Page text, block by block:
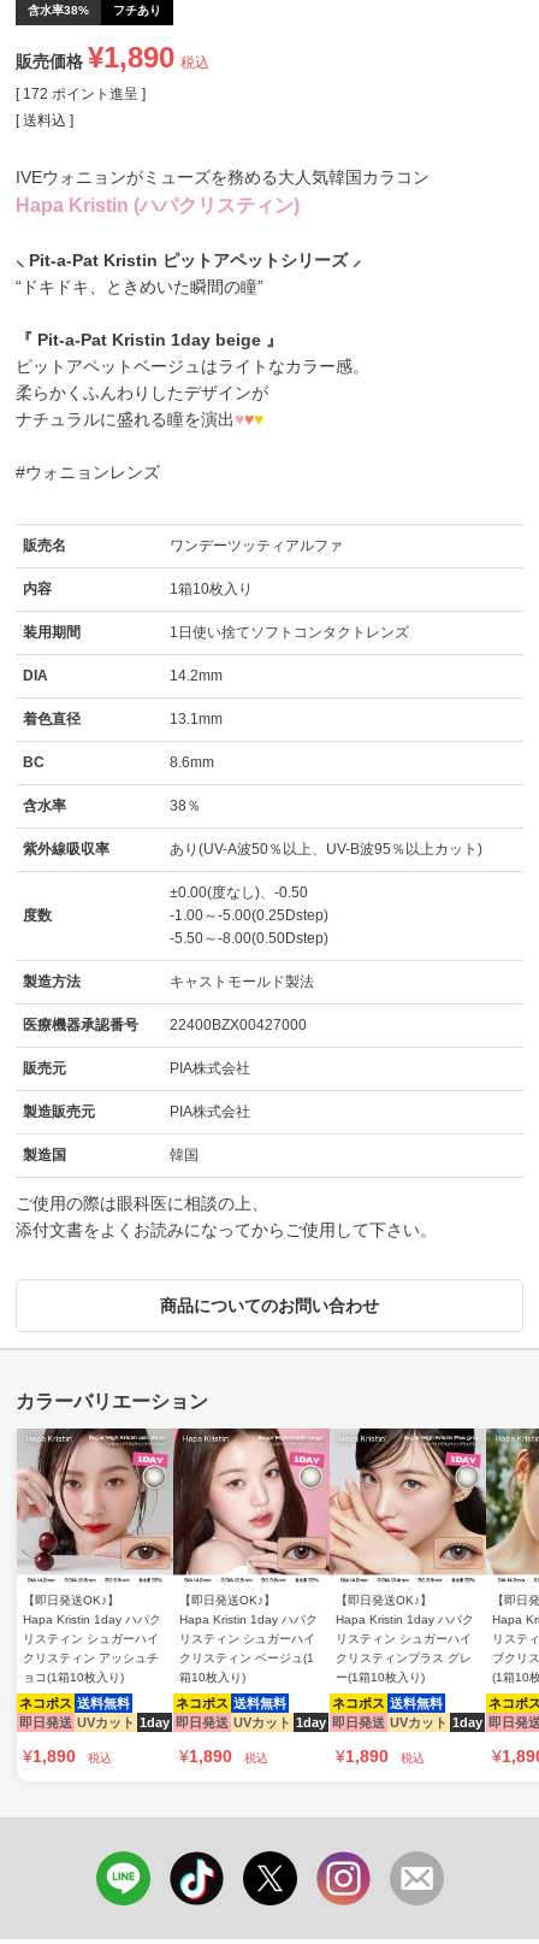
含水率38% フチあり
販売価格 ¥1,890 税込
[ 172 ポイント進呈 ]
送料込
IVEウォニョンがミューズを務める大人気韓国カラコン
Hapa Kristin (ハパクリスティン)
⸜ Pit-a-Pat Kristin ピットアペットシリーズ ⸝
“ドキドキ、ときめいた瞬間の瞳”
『 Pit-a-Pat Kristin 1day beige 』
ピットアペットベージュはライトなカラー感。
柔らかくふんわりしたデザインが
ナチュラルに盛れる瞳を演出♥♥♥
#ウォニョンレンズ
販売名 ワンデーツッティアルファ
内容 1箱10枚入り
装用期間 1日使い捨てソフトコンタクトレンズ
DIA 14.2mm
着色直径 13.1mm
BC 8.6mm
含水率 38％
紫外線吸収率 あり(UV-A波50％以上、UV-B波95％以上カット)
度数
±0.00(度なし)、-0.50
-1.00～-5.00(0.25Dstep)
-5.50～-8.00(0.50Dstep)
製造方法 キャストモールド製法
医療機器承認番号 22400BZX00427000
販売元 PIA株式会社
製造販売元 PIA株式会社
製造国 韓国
ご使用の際は眼科医に相談の上、
添付文書をよくお読みになってからご使用して下さい。
商品についてのお問い合わせ
【即日発送OK♪】
Hapa Kristin 1day ハパク
リスティン シュガーハイ
クリスティン アッシュチ
ョコ(1箱10枚入り)
ネコポス 送料無料
即日発送 UVカット 1day
¥1,890 税込
【即日発送OK♪】
Hapa Kristin 1day ハパク
リスティン シュガーハイ
クリスティン ベージュ(1
箱10枚入り)
ネコポス 送料無料
即日発送 UVカット 1day
¥1,890 税込
【即日発送OK♪】
Hapa Kristin 1day ハパク
リスティン シュガーハイ
クリスティンプラス グレ
ー(1箱10枚入り)
ネコポス 送料無料
即日発送 UVカット 1day
¥1,890 税込
【即日
Hapa
リステ
ブクリ
(1箱10
ネコポ
即日発
¥